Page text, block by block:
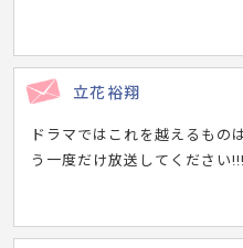
立花裕翔
ドラマではこれを越えるもの
う一度だけ放送してください